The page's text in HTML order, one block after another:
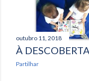
outubro 11, 2018
À
Partilhar